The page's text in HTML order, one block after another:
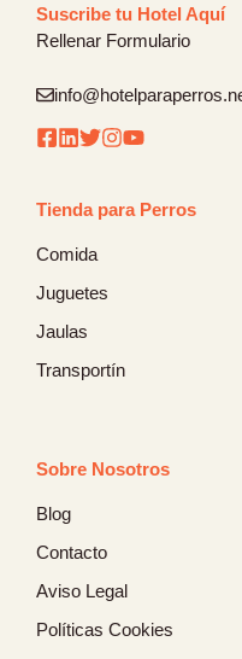
Suscribe tu Hotel Aquí
Rellenar Formulario
Tienda para Perros
Comida
Juguetes
Jaulas
Transportín
Sobre Nosotros
Blog
Contacto
Aviso Legal
Políticas Cookies